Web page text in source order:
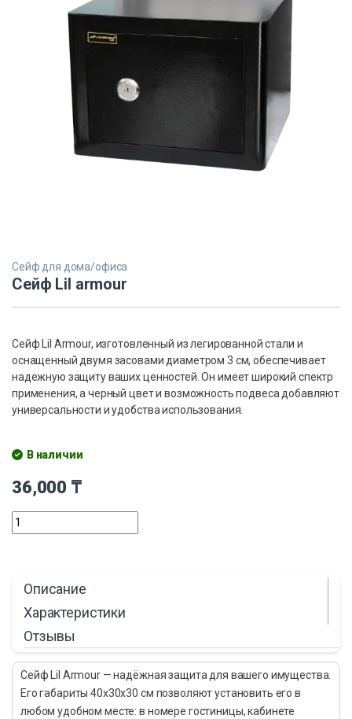
Сейф для дома/офиса
Сейф Lil armour
Сейф Lil Armour, изготовленный из легированной стали и
оснащенный двумя засовами диаметром 3 см, обеспечивает
надежную защиту ваших ценностей. Он имеет широкий спектр
применения, а черный цвет и возможность подвеса добавляют
универсальности и удобства использования.
В наличии
36,000 ₸
Описание
Характеристики
Отзывы
Сейф Lil Armour — надёжная защита для вашего имущества.
Его габариты 40x30x30 см позволяют установить его в
любом удобном месте: в номере гостиницы, кабинете